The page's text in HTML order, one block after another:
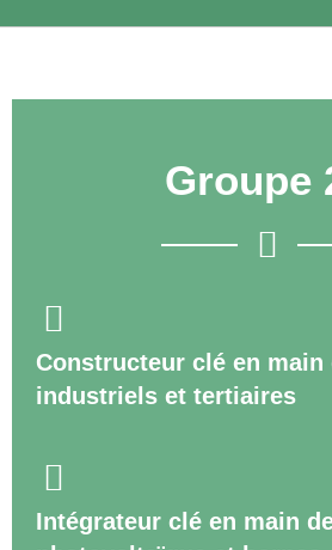
Groupe
Constructeur clé en main
industriels et tertiaires
Intégrateur clé en main